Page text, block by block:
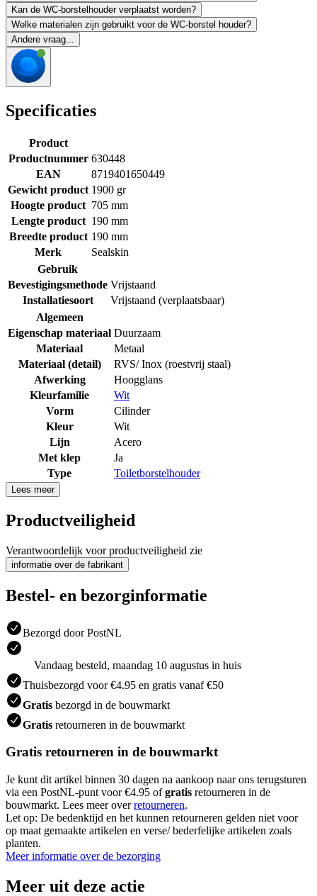
Kan de WC-borstelhouder verplaatst worden?
Welke materialen zijn gebruikt voor de WC-borstel houder?
Andere vraag...
Specificaties
Product
Productnummer 630448
EAN
8719401650449
Gewicht product 1900 gr
Hoogte product 705 mm
Lengte product 190 mm
Breedte product 190 mm
Merk
Sealskin
Gebruik
Bevestigingsmethode Vrijstaand
Installatiesoort
Vrijstaand (verplaatsbaar)
Algemeen
Eigenschap materiaal Duurzaam
Materiaal
Metaal
Materiaal (detail)
RVS/ Inox (roestvrij staal)
Afwerking
Hoogglans
Kleurfamilie
Wit
Vorm
Cilinder
Kleur
Wit
Lijn
Acero
Met klep
Ja
Type
Toiletborstelhouder
Lees meer
Productveiligheid
Verantwoordelijk voor productveiligheid zie
informatie over de fabrikant
Bestel- en bezorginformatie
Bezorgd door PostNL
Vandaag besteld, maandag 10 augustus in huis
Thuisbezorgd voor €4.95 en gratis vanaf €50
Gratis bezorgd in de bouwmarkt
Gratis retourneren in de bouwmarkt
Gratis retourneren in de bouwmarkt
Je kunt dit artikel binnen 30 dagen na aankoop naar ons terugsturen
via een PostNL-punt voor €4.95 ofgratis retourneren in de
bouwmarkt. Lees meer overretourneren.
Let op: De bedenktijd en het kunnen retourneren gelden niet voor
op maat gemaakte artikelen en verse/ bederfelijke artikelen zoals
planten.
Meer informatie over de bezorging
Meer uit deze actie